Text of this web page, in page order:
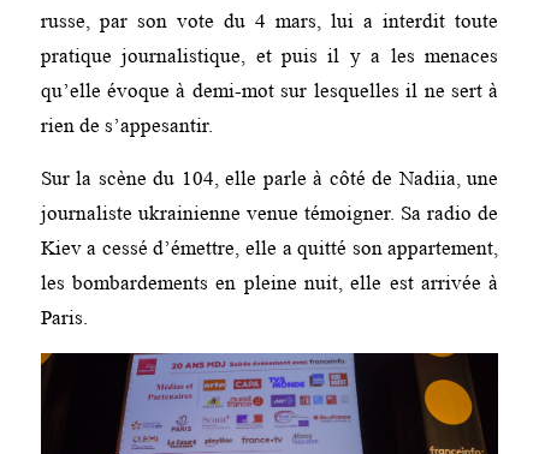
russe, par son vote du 4 mars, lui a interdit toute
pratique journalistique, et puis il y a les menaces
qu’elle évoque à demi-mot sur lesquelles il ne sert à
rien de s’appesantir.
Sur la scène du 104, elle parle à côté de Nadiia, une
journaliste ukrainienne venue témoigner. Sa radio de
Kiev a cessé d’émettre, elle a quitté son appartement,
les bombardements en pleine nuit, elle est arrivée à
Paris.